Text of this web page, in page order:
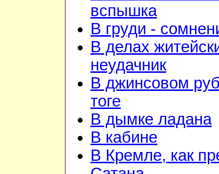
вспышка
В груди -
В делах
неудачник
В джинсовом
тоге
В дымке ладана
В кабине
В Кремле, как